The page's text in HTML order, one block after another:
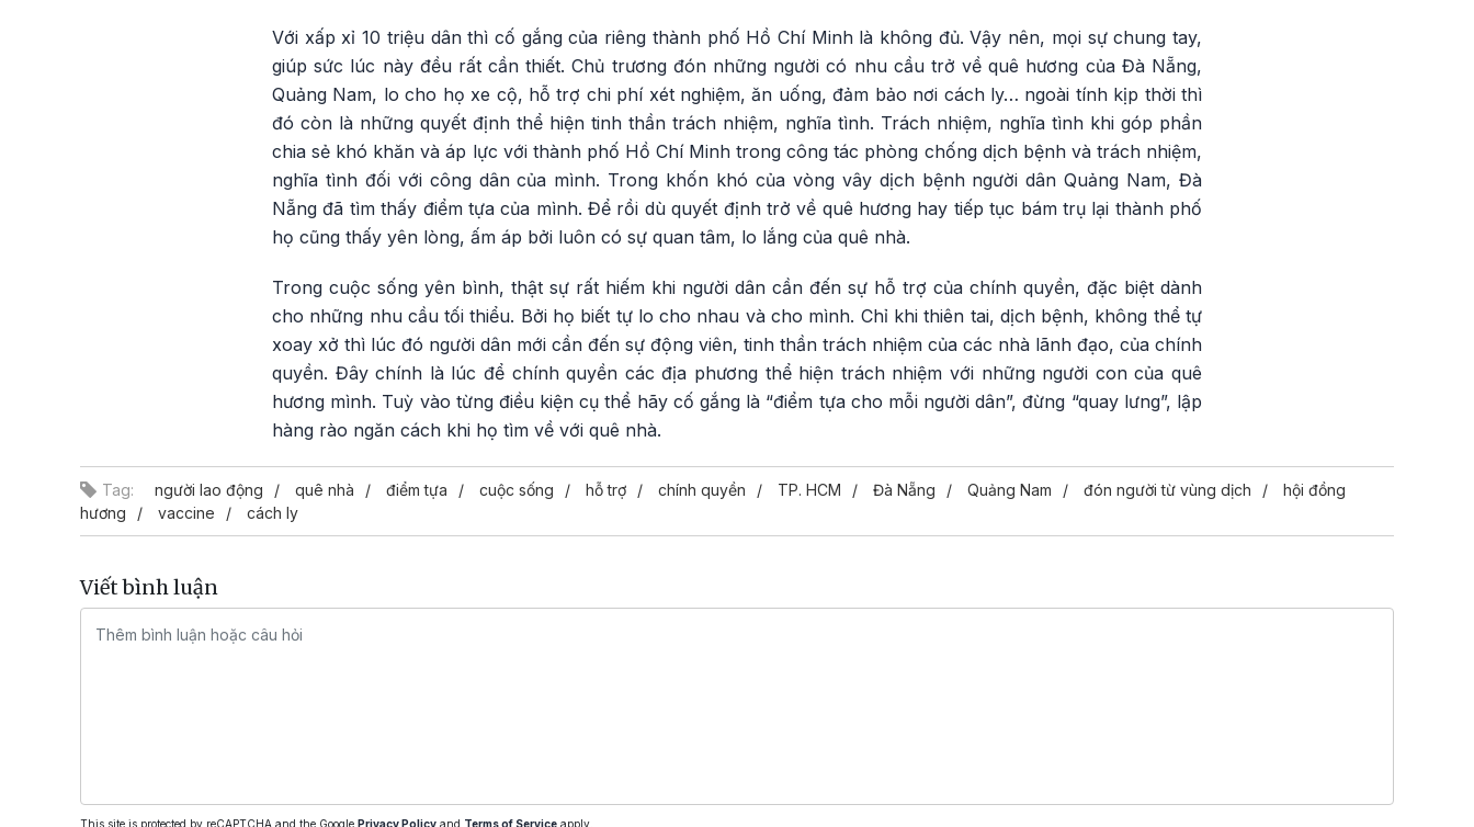
Với xấp xỉ 10 triệu dân thì cố gắng của riêng thành phố Hồ Chí Minh là không đủ. Vậy nên, mọi sự chung tay,
giúp sức lúc này đều rất cần thiết. Chủ trương đón những người có nhu cầu trở về quê hương của Đà Nẵng,
Quảng Nam, lo cho họ xe cộ, hỗ trợ chi phí xét nghiệm, ăn uống, đảm bảo nơi cách ly… ngoài tính kịp thời thì
đó còn là những quyết định thể hiện tinh thần trách nhiệm, nghĩa tình. Trách nhiệm, nghĩa tình khi góp phần
chia sẻ khó khăn và áp lực với thành phố Hồ Chí Minh trong công tác phòng chống dịch bệnh và trách nhiệm,
nghĩa tình đối với công dân của mình. Trong khốn khó của vòng vây dịch bệnh người dân Quảng Nam, Đà
Nẵng đã tìm thấy điểm tựa của mình. Để rồi dù quyết định trở về quê hương hay tiếp tục bám trụ lại thành phố
họ cũng thấy yên lòng, ấm áp bởi luôn có sự quan tâm, lo lắng của quê nhà.
Trong cuộc sống yên bình, thật sự rất hiếm khi người dân cần đến sự hỗ trợ của chính quyền, đặc biệt dành
cho những nhu cầu tối thiểu. Bởi họ biết tự lo cho nhau và cho mình. Chỉ khi thiên tai, dịch bệnh, không thể tự
xoay xở thì lúc đó người dân mới cần đến sự động viên, tinh thần trách nhiệm của các nhà lãnh đạo, của chính
quyền. Đây chính là lúc để chính quyền các địa phương thể hiện trách nhiệm với những người con của quê
hương mình. Tuỳ vào từng điều kiện cụ thể hãy cố gắng là “điểm tựa cho mỗi người dân”, đừng “quay lưng”, lập
hàng rào ngăn cách khi họ tìm về với quê nhà.
Tag: người lao động quê nhà điểm tựa cuộc sống hỗ trợ chính quyền TP. HCM Đà Nẵng Quảng Nam đón người từ vùng dịch
hội đồng
hương
vaccine cách ly
Viết bình luận
This site is protected by reCAPTCHA and the Google Privacy Policy and Terms of Service apply.